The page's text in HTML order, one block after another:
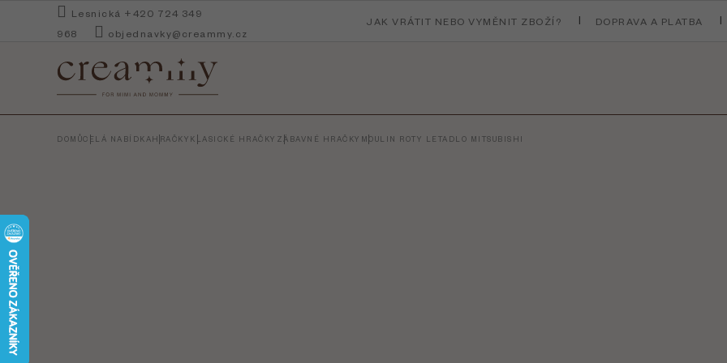
Lesnická +420 724 349
968
objednavky@creammy.cz
JAK VRÁTIT NEBO VYMĚNIT ZBOŽÍ? DOPRAVA A PLATBA
DOMŮCELÁ NABÍDKAHRAČKY KLASICKÉ HRAČKY ZÁBAVNÉ HRAČKY MOULIN ROTY LETADLO MITSUBISHI